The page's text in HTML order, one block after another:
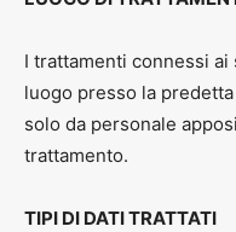
I trattamenti connessi
luogo presso la
solo da personale
trattamento.
TIPI DI DATI TRATTATI